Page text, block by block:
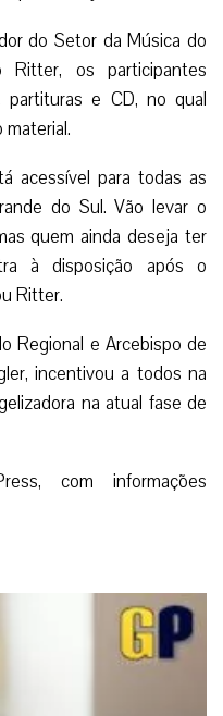
do Setor da Música do
os participantes
partituras e CD, no qual
acessível para todas as
do Sul. Vão levar o
quem ainda deseja ter
à disposição após o
Ritter.
Regional e Arcebispo de
incentivou a todos na
na atual fase de
com informações